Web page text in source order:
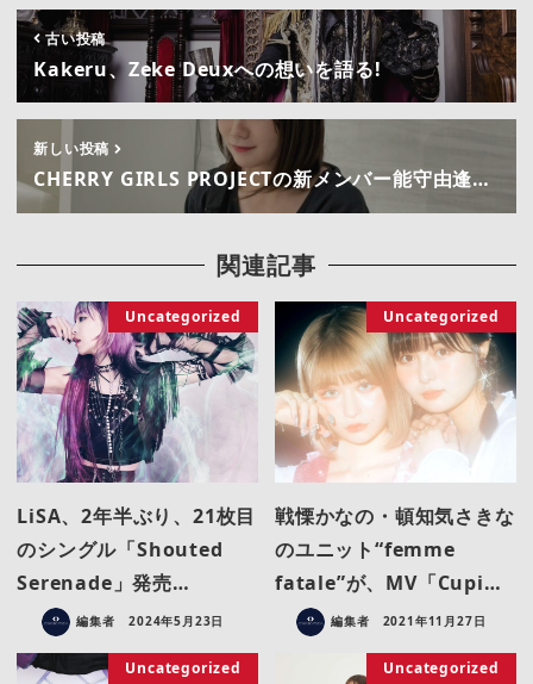
古い投稿
Kakeru、Zeke Deuxへの想いを語る!
新しい投稿
CHERRY GIRLS PROJECTの新メンバー能守由逢…
関連記事
Uncategorized
LiSA、2年半ぶり、21枚目
のシングル「Shouted
Serenade」発売…
編集者 2024年5月23日
Uncategorized
戦慄かなの・頓知気さきな
のユニット“femme
fatale”が、MV「Cupi…
編集者 2021年11月27日
Uncategorized Uncategorized